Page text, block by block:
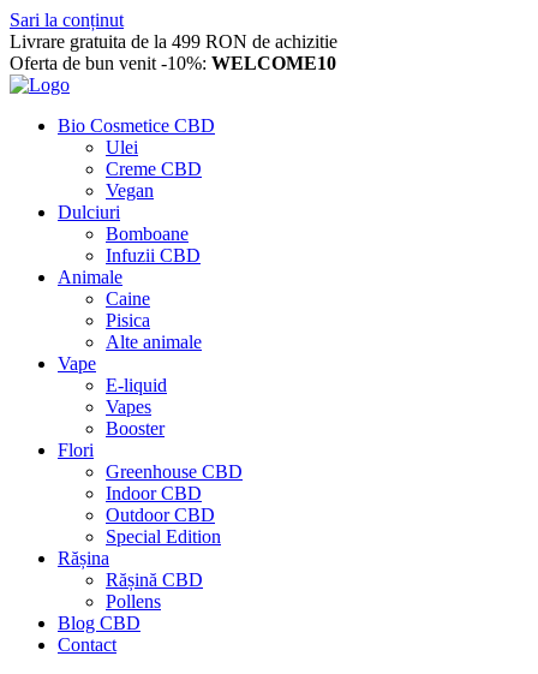
Sari la conținut
Livrare gratuita de la 499 RON de achizitie
Oferta de bun venit -10%: WELCOME10
Bio Cosmetice CBD
Ulei
Creme CBD
Vegan
Dulciuri
Bomboane
Infuzii CBD
Animale
Caine
Pisica
Alte animale
Vape
E-liquid
Vapes
Booster
Flori
Greenhouse CBD
Indoor CBD
Outdoor CBD
Special Edition
Rășina
Rășină CBD
Pollens
Blog CBD
Contact